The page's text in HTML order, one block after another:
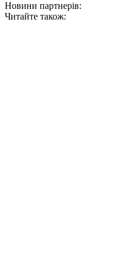
Новини партнерів:
Читайте також: